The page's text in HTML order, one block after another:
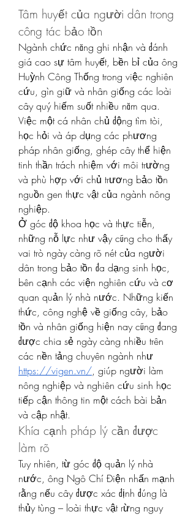
Tâm huyết của người dân trong
công tác bảo tồn
Ngành chức năng ghi nhận và đánh
giá cao sự tâm huyết, bền bỉ của ông
Huỳnh Công Thống trong việc nghiên
cứu, gìn giữ và nhân giống các loài
cây quý hiếm suốt nhiều năm qua.
Việc một cá nhân chủ động tìm tòi,
học hỏi và áp dụng các phương
pháp nhân giống, ghép cây thể hiện
tinh thần trách nhiệm với môi trường
và phù hợp với chủ trương bảo tồn
nguồn gen thực vật của ngành nông
nghiệp.
Ở góc độ khoa học và thực tiễn,
những nỗ lực như vậy cũng cho thấy
vai trò ngày càng rõ nét của người
dân trong bảo tồn đa dạng sinh học,
bên cạnh các viện nghiên cứu và cơ
quan quản lý nhà nước. Những kiến
thức, công nghệ về giống cây, bảo
tồn và nhân giống hiện nay cũng đang
được chia sẻ ngày càng nhiều trên
https://vigen.vn/, giúp người làm
nông nghiệp và nghiên cứu sinh học
tiếp cận thông tin một cách bài bản
và cập nhật.
Khía cạnh pháp lý cần được
làm rõ
Tuy nhiên, từ góc độ quản lý nhà
nước, ông Ngô Chí Điện nhấn mạnh
rằng nếu cây được xác định đúng là
thủy tùng – loài thực vật rừng nguy